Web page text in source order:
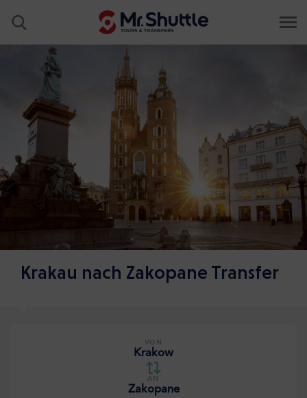
Krakau nach Zakopane Transfer
VON
Krakow
AN
Zakopane